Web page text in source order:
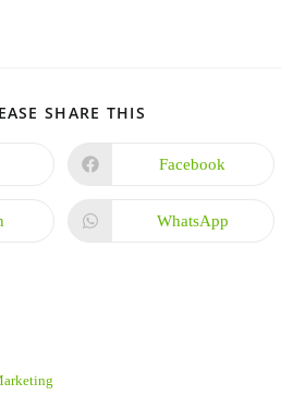
SHARE THIS
TEILEN
Öffnet
neuen
Fenster
Facebook
Öffnet
WhatsApp